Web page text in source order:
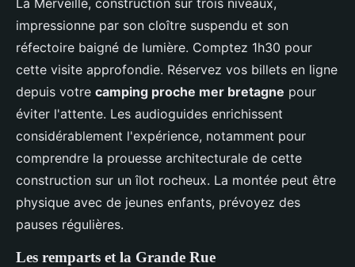
La Merveille, construction sur trois niveaux,
impressionne par son cloître suspendu et son
réfectoire baigné de lumière. Comptez 1h30 pour
cette visite approfondie. Réservez vos billets en ligne
depuis votre camping proche mer bretagne pour
éviter l'attente. Les audioguides enrichissent
considérablement l'expérience, notamment pour
comprendre la prouesse architecturale de cette
construction sur un îlot rocheux. La montée peut être
physique avec de jeunes enfants, prévoyez des
pauses régulières.
Les remparts et la Grande Rue